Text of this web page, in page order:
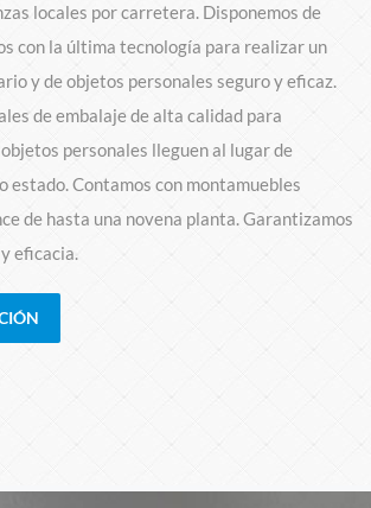
locales por carretera. Disponemos de
con la última tecnología para realizar un
y de objetos personales seguro y eficaz.
de embalaje de alta calidad para
personales lleguen al lugar de
estado. Contamos con montamuebles
de hasta una novena planta. Garantizamos
eficacia.